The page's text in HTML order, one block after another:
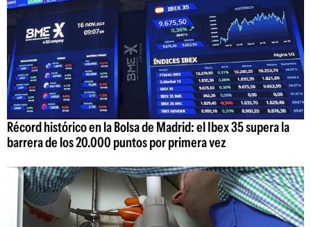
Récord histórico en la Bolsa de Madrid: el Ibex 35 supera la
barrera de los 20.000 puntos por primera vez